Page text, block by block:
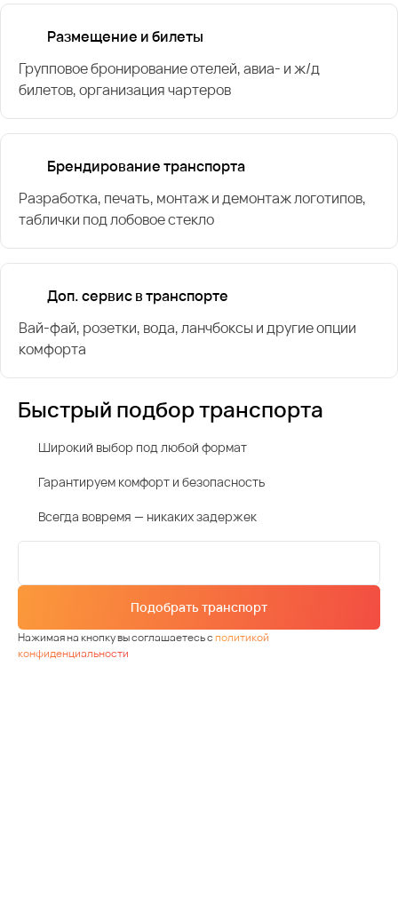
Размещение и билеты
Групповое бронирование отелей, авиа- и ж/д
билетов, организация чартеров
Брендирование транспорта
Разработка, печать, монтаж и демонтаж логотипов,
таблички под лобовое стекло
Доп. сервис в транспорте
Вай-фай, розетки, вода, ланчбоксы и другие опции
комфорта
Быстрый подбор транспорта
Широкий выбор под любой формат
Гарантируем комфорт и безопасность
Всегда вовремя — никаких задержек
Подобрать транспорт
Нажимая на кнопку вы соглашаетесь сполитикой
конфиденциальности